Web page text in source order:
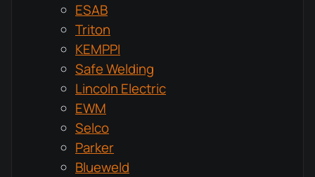
ESAB
Triton
KEMPPI
Safe Welding
Lincoln Electric
EWM
Selco
Parker
Blueweld